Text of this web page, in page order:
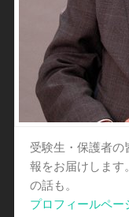
受験生・保護者
報をお届けします
の話も。
プロフィールペー